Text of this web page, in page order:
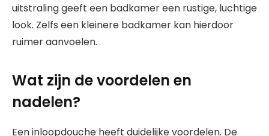
uitstraling geeft een badkamer een rustige, luchtige
look. Zelfs een kleinere badkamer kan hierdoor
ruimer aanvoelen.
Wat zijn de voordelen en
nadelen?
Een inloopdouche heeft duidelijke voordelen. De